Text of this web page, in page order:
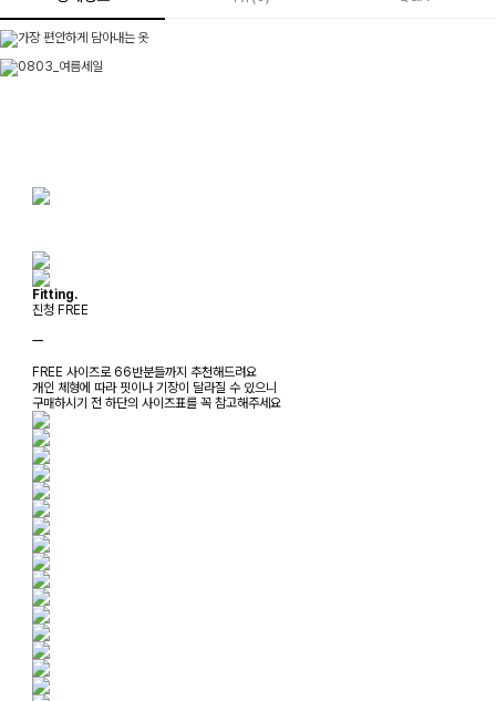
Fitting.
진청 FREE
ㅡ
FREE 사이즈로 66반분들까지 추천해드려요
개인 체형에 따라 핏이나 기장이 달라질 수 있으니
구매하시기 전 하단의 사이즈표를 꼭 참고해주세요